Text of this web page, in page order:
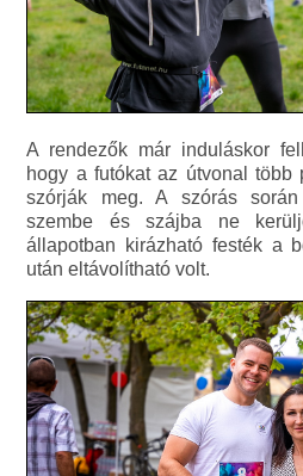
A rendezők már induláskor
hogy a futókat az útvonal több
szórják meg. A szórás
szembe és szájba ne
állapotban kirázható festék a
után eltávolítható volt.